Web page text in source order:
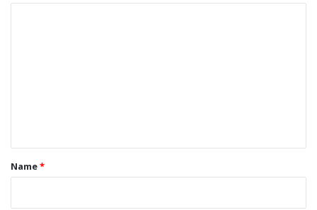
*Name*